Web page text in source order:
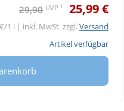
29,90 UVP 1 25,99 €
1 l | inkl. MwSt. zzgl.Versand
Artikel verfügbar